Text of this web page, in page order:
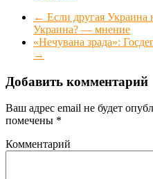
← Если другая Украина
Украина? — мнение
«Нечувана зрада»:
→
Добавить комментарий
Ваш адрес email не будет
помечены *
Комментарий